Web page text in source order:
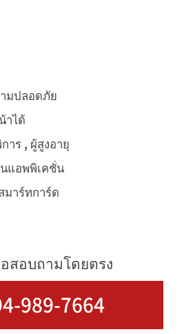
มปลอดภัย
าได้
าร , ผู้สูงอายุ
แอพพิเคชั่น
าร์ทการ์ด
สอบถามโดยตรง
989-7664